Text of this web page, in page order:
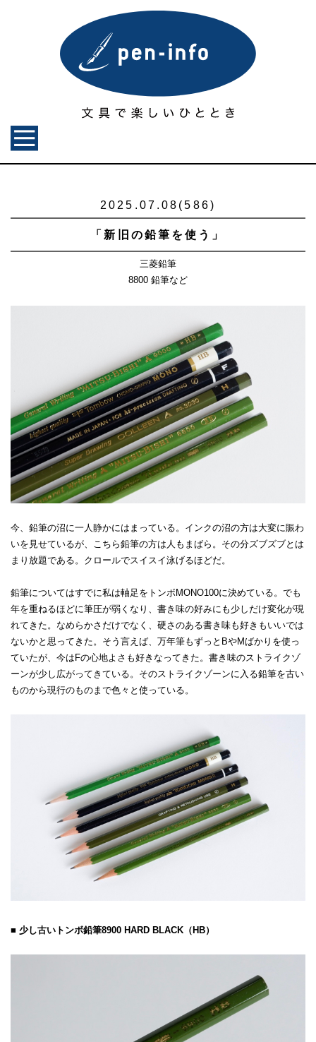
2025.07.08(586)
「新旧の鉛筆を使う」
三菱鉛筆
8800 鉛筆など
今、鉛筆の沼に一人静かにはまっている。インクの沼の方は大変に賑わ
いを見せているが、こちら鉛筆の方は人もまばら。その分ズブズブとは
まり放題である。クロールでスイスイ泳げるほどだ。
鉛筆についてはすでに私は軸足をトンボMONO100に決めている。でも
年を重ねるほどに筆圧が弱くなり、書き味の好みにも少しだけ変化が現
れてきた。なめらかさだけでなく、硬さのある書き味も好きもいいでは
ないかと思ってきた。そう言えば、万年筆もずっとBやMばかりを使っ
ていたが、今はFの心地よさも好きなってきた。書き味のストライクゾ
ーンが少し広がってきている。そのストライクゾーンに入る鉛筆を古い
ものから現行のものまで色々と使っている。
■ 少し古いトンボ鉛筆8900 HARD BLACK（HB）